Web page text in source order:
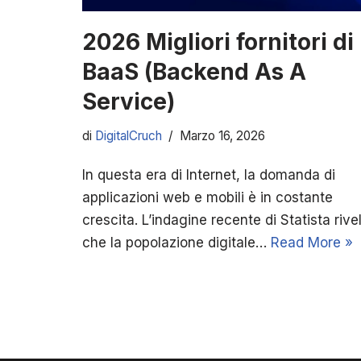
2026 Migliori fornitori di
BaaS (Backend As A
Service)
di DigitalCruch Marzo 16, 2026
In questa era di Internet, la domanda di
applicazioni web e mobili è in costante
crescita. L’indagine recente di Statista
che la popolazione digitale… Read More »